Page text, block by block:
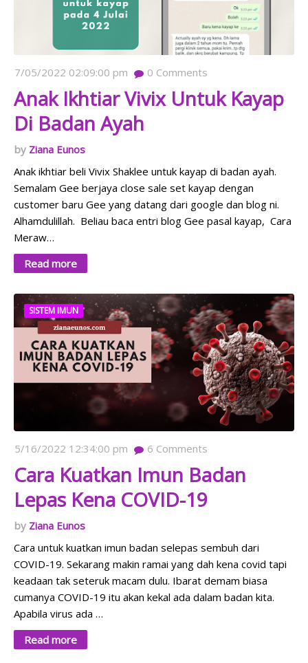
7/05/2022 02:09:00 pm 0 Comments
Anak Ikhtiar Vivix Untuk Kayap
Di Badan Ayah
Ziana Eunos
Anak ikhtiar beli Vivix Shaklee untuk kayap di badan ayah.
Semalam Gee berjaya close sale set kayap dengan
customer baru Gee yang datang dari google dan blog ni.
Alhamdulillah. Beliau baca entri blog Gee pasal kayap, Cara
Meraw…
Read more
SISTEM IMUN
5/16/2022 12:34:00 pm 6 Comments
Cara Kuatkan Imun Badan
Lepas Kena COVID-19
Ziana Eunos
Cara untuk kuatkan imun badan selepas sembuh dari
COVID-19. Sekarang makin ramai yang dah kena covid tapi
keadaan tak seteruk macam dulu. Ibarat demam biasa
cumanya COVID-19 itu akan kekal ada dalam badan kita.
Apabila virus ada …
Read more